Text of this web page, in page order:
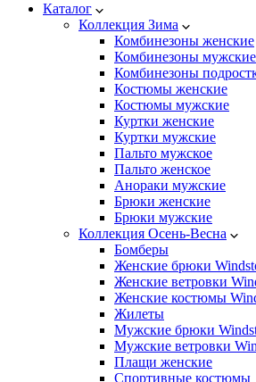
Каталог
Коллекция Зима
Комбинезоны женские
Комбинезоны мужские
Комбинезоны
Костюмы женские
Костюмы мужские
Куртки женские
Куртки мужские
Пальто мужское
Пальто женское
Анораки мужские
Брюки женские
Брюки мужские
Коллекция Осень-Весна
Бомберы
Женские брюки
Женские ветровки
Женские костюмы
Жилеты
Мужские брюки
Мужские ветровки
Плащи женские
Спортивные костюмы